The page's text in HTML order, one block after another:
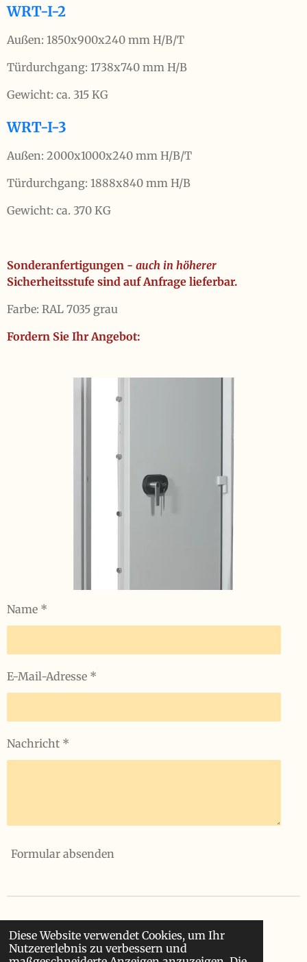
Diese Website verwendet Cookies, um Ihr
Nutzererlebnis zu verbessern und
WRT-I-2
Außen: 1850x900x240 mm H/B/T
Türdurchgang: 1738x740 mm H/B
Gewicht: ca. 315 KG
WRT-I-3
Außen: 2000x1000x240 mm H/B/T
Türdurchgang: 1888x840 mm H/B
Gewicht: ca. 370 KG
Sonderanfertigungen - auch in höherer
Sicherheitsstufe sind auf Anfrage lieferbar.
Farbe: RAL 7035 grau
Fordern Sie Ihr Angebot:
Name *
E-Mail-Adresse *
Nachricht *
Formular absenden